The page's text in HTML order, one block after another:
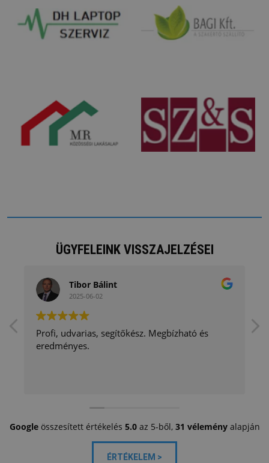
ÜGYFELEINK VISSZAJELZÉSEI
Tibor Bálint
2025-06-02
Profi, udvarias, segítőkész. Megbízható és
eredményes.
Googleösszesített értékelés 5.0az 5-ből, 31 véleményalapján
ÉRTÉKELEM >